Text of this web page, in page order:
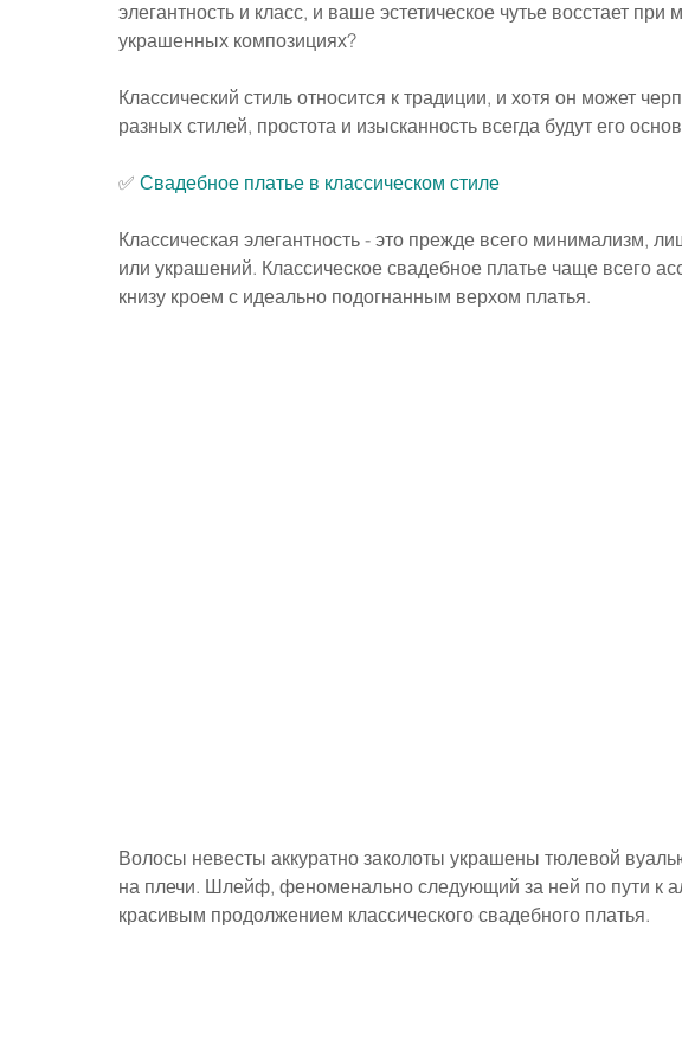
элегантность и класс, и ваше эстетическое чутье восстает
украшенных композициях?
Классический стиль относится к традиции, и хотя он может
разных стилей, простота и изысканность всегда будут его
✅ Свадебное платье в классическом стиле
Классическая элегантность - это прежде всего минимализм,
или украшений. Классическое свадебное платье чаще всего
книзу кроем с идеально подогнанным верхом платья.
Волосы невесты аккуратно заколоты украшены тюлевой
на плечи. Шлейф, феноменально следующий за ней по пути к
красивым продолжением классического свадебного платья.